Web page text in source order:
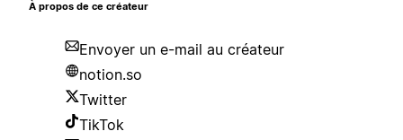
À propos de ce créateur
Envoyer un e-mail au créateur
notion.so
Twitter
TikTok